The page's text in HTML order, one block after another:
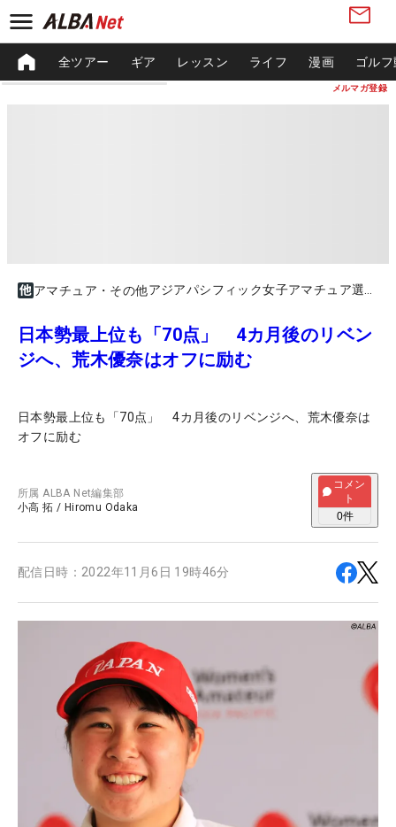
メルマガ登録
全ツアー ギア レッスン ライフ 漫画 ゴル
アマチュア・その他
日本勢最上位も「70点」 4カ月後のリベン
ジへ、荒木優奈はオフに励む
日本勢最上位も「70点」 4カ月後のリベンジへ、荒木優奈は
オフに励む
所属ALBA Net編集部
小高 拓 / Hiromu Odaka
コメン
ト
0件
配信日時： 2022年11月6日 19時46分